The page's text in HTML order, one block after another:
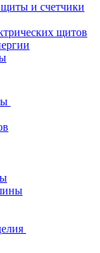
и счетчики
щитов